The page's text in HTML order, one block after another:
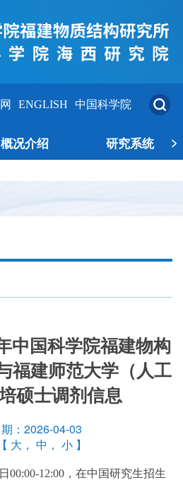
ENGLISH 中国科学院
概况介绍 研究系统 >
中国科学院福建物构
福建师范大学（人工
硕士调剂信息
：2026-04-03
大 ， 中 ， 小 】
00:00-12:00， 在中国研究生招生